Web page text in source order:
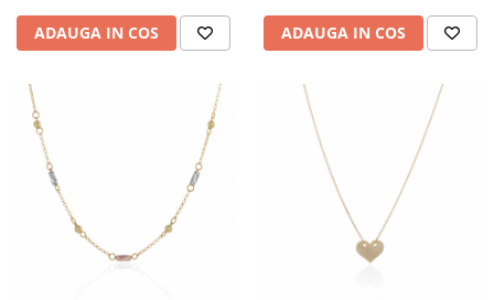
ADAUGA IN COS ADAUGA IN COS